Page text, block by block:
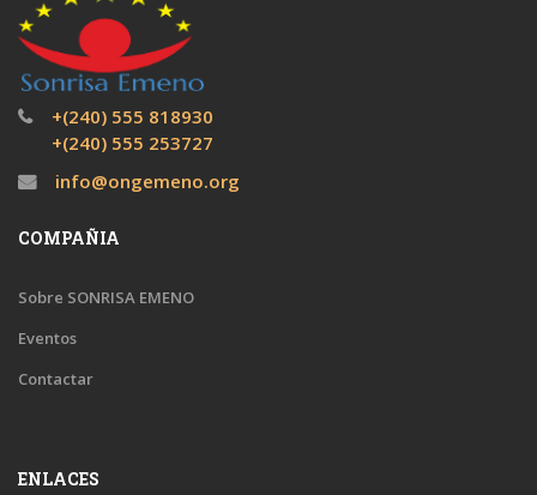
+(240) 555 818930
+(240) 555 253727
info@ongemeno.org
COMPAÑIA
Sobre SONRISA EMENO
Eventos
Contactar
ENLACES